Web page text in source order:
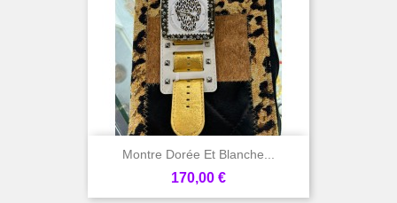
Montre Dorée Et Blanche...
Prix
170,00 €